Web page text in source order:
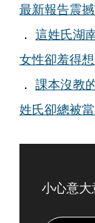
最新報告震
． 這姓氏湖
女性卻羞得
． 課本沒教
姓氏卻總被
小心意大